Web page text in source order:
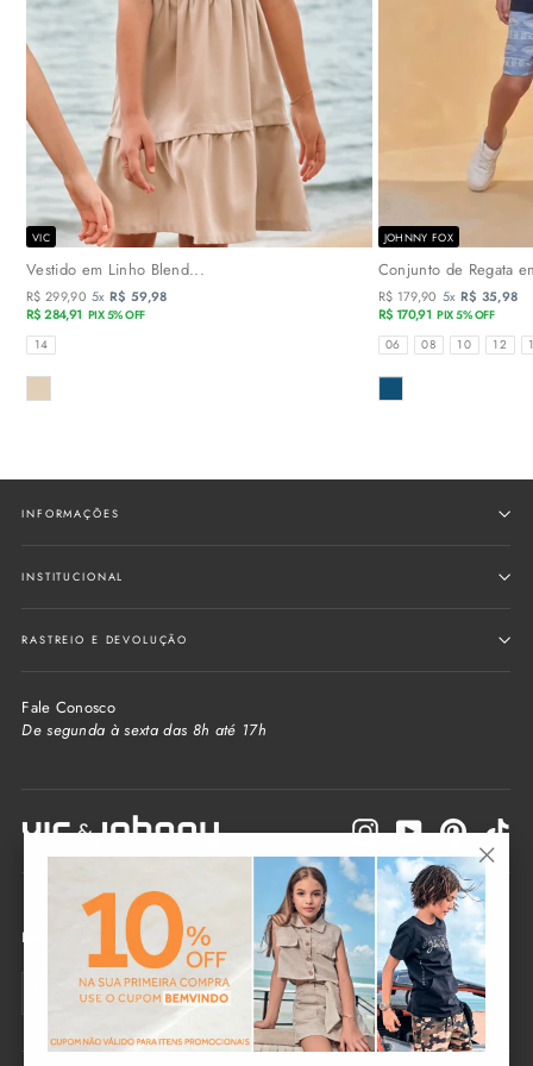
VIC
Vestido em Linho Blend...
R$ 299,90 5x R$ 59,98
R$ 284,91 PIX 5% OFF
TAMANHOS
14
COR
JOHNNY FOX
Conjunto de Regata
R$ 179,90 5x R$ 35,98
R$ 170,91 PIX 5% OFF
TAMANHOS
06 08 10 12
COR
INFORMAÇÕES
INSTITUCIONAL
RASTREIO E DEVOLUÇÃO
Fale Conosco
De segunda à sexta das 8h até 17h
InstagramYouTubePinterest
Informe seu e-mail e receba as novidades da loja
Enviar